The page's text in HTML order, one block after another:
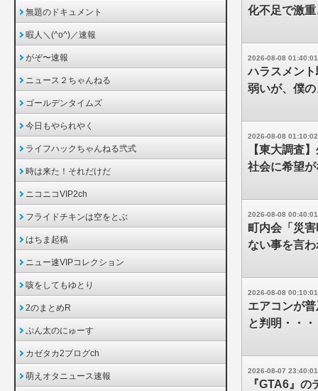
化不足で激
2026-08-08 01:40:01
ハラスメン
弱いが、僕
2026-08-08 01:10:02
【東大調査
社会に希望
2026-08-08 00:40:01
町内会「災
ない事を言
2026-08-08 00:10:01
エアコンが
と判明・・・
2026-08-07 23:40:01
『GTA6』
無題のドキュメント
暇人＼(^o^)／速報
がぞ〜速報
ニュース２ちゃんねる
ゴールデンタイムズ
今日もやられやく
ライフハックちゃんねる弐式
時は来た！それだけだ
ニコニコVIP2ch
フライドチキンは空をとぶ
はちま起稿
ニュー速VIPコレクション
咳をしてもゆとり
2のまとめR
ぷん太のにゅーす
カゼタカ2ブログch
萌えオタニュース速報